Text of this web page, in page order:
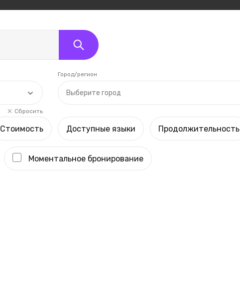
Сбросить
Выберите город
Город/регион
Стоимость Доступные языки Продолжительность
Моментальное бронирование